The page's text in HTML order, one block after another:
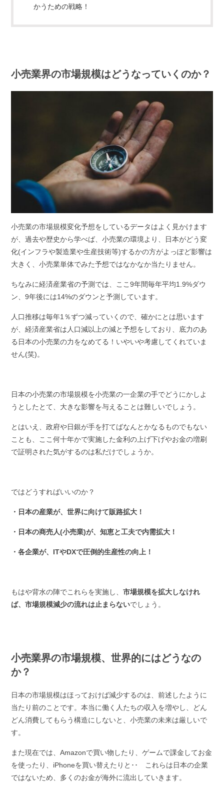
かうための戦略！
小売業界の市場規模はどうなっていくのか？
小売業の市場規模変化予想をしているデータはよく見かけます
が、過去や歴史から学べば、小売業の環境より、日本がどう変
化(インフラや製造業や生産技術等)するかの方がよっぽど影響は
大きく、小売業単体でみた予想ではなかなか当たりません。
ちなみに経済産業省の予測では、ここ9年間毎年平均1.9%ダウ
ン、9年後には14%のダウンと予測しています。
人口推移は毎年1％ずつ減っていくので、確かにとは思います
が、経済産業省は人口減以上の減と予想をしており、底力のあ
る日本の小売業の力をなめてる！いやいや考慮してくれていま
せん(笑)。
日本の小売業の市場規模を小売業の一企業の手でどうにかしよ
うとしたとて、大きな影響を与えることは難しいでしょう。
とはいえ、政府や日銀が手を打てばなんとかなるものでもない
ことも、ここ何十年かで実施した金利の上げ下げやお金の増刷
で証明された気がするのは私だけでしょうか。
ではどうすればいいのか？
・日本の産業が、世界に向けて販路拡大！
・日本の商売人(小売業)が、知恵と工夫で内需拡大！
・各企業が、ITやDXで圧倒的生産性の向上！
もはや背水の陣でこれらを実施し、市場規模を拡大しなけれ
ば、市場規模減少の流れは止まらないでしょう。
小売業界の市場規模、世界的にはどうなの
か？
日本の市場規模はほっておけば減少するのは、前述したように
当たり前のことです。本当に働く人たちの収入を増やし、どん
どん消費してもらう構造にしないと、小売業の未来は厳しいで
す。
また現在では、Amazonで買い物したり、ゲームで課金してお金
を使ったり、 iPhoneを買い替えたりと･･ これらは日本の企業
ではないため、多くのお金が海外に流出していきます。